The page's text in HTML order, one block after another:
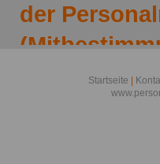
der
Schleswig-
Startseite